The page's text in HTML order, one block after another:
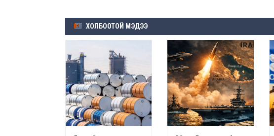
ХОЛБООТОЙ МЭДЭЭ